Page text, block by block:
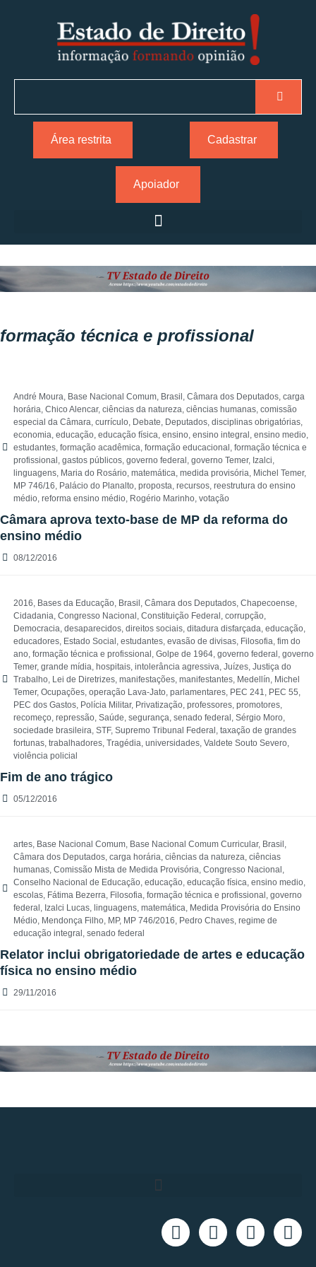
Área restrita Cadastrar
Apoiador
formação técnica e profissional
André Moura, Base Nacional Comum, Brasil , Câmara dos Deputados, carga
horária, Chico Alencar, ciências da natureza, ciências humanas, comissão
especial da Câmara, currículo, Debate, Deputados, disciplinas obrigatórias,
economia, educação, educação física, ensino, ensino integral , ensino medio,
estudantes, formação acadêmica, formação educacional , formação técnica e
profissional , gastos públicos, governo federal , governo Temer, Izalci,
linguagens, Maria do Rosário, matemática, medida provisória, Michel Temer,
MP 746/16, Palácio do Planalto, proposta, recursos, reestrutura do ensino
médio, reforma ensino médio, Rogério Marinho, votação
Câmara aprova texto-base de MP da reforma do
ensino médio
08/12/2016
2016, Bases da Educação, Brasil , Câmara dos Deputados, Chapecoense,
Cidadania, Congresso Nacional , Constituição Federal , corrupção,
Democracia, desaparecidos, direitos sociais, ditadura disfarçada, educação,
educadores, Estado Social , estudantes, evasão de divisas, Filosofia, fim do
ano, formação técnica e profissional , Golpe de 1964, governo federal , governo
Temer, grande mídia, hospitais, intolerância agressiva, Juízes, Justiça do
Trabalho, Lei de Diretrizes, manifestações, manifestantes, Medellín, Michel
Temer, Ocupações, operação Lava-Jato, parlamentares, PEC 241, PEC 55,
PEC dos Gastos, Polícia Militar, Privatização, professores, promotores,
recomeço, repressão, Saúde, segurança, senado federal , Sérgio Moro,
sociedade brasileira, STF, Supremo Tribunal Federal , taxação de grandes
fortunas, trabalhadores, Tragédia, universidades, Valdete Souto Severo,
violência policial
Fim de ano trágico
05/12/2016
artes, Base Nacional Comum, Base Nacional Comum Curricular, Brasil ,
Câmara dos Deputados, carga horária, ciências da natureza, ciências
humanas, Comissão Mista de Medida Provisória, Congresso Nacional ,
Conselho Nacional de Educação, educação, educação física, ensino medio,
escolas, Fátima Bezerra, Filosofia, formação técnica e profissional , governo
federal , Izalci Lucas, linguagens, matemática, Medida Provisória do Ensino
Médio, Mendonça Filho, MP, MP 746/2016, Pedro Chaves, regime de
educação integral , senado federal
Relator inclui obrigatoriedade de artes e educação
física no ensino médio
29/11/2016